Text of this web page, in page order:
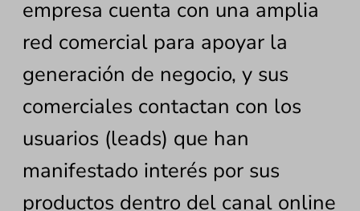
empresa cuenta con una amplia
red comercial para apoyar la
generación de negocio, y sus
comerciales contactan con los
usuarios (leads) que han
manifestado interés por sus
productos dentro del canal online